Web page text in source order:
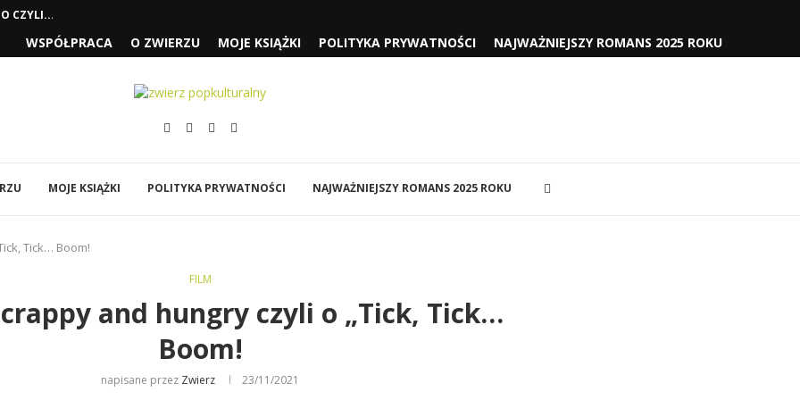
CZYLI...
I „FJORD”
MAN: CAŁKIEM NOWY...
DO MNIE...
NOLANA
WSPÓŁPRACA O ZWIERZU MOJE KSIĄŻKI POLITYKA PRYWATNOŚCI NAJWAŻNIEJSZY ROMANS 2025 ROKU
MOJE KSIĄŻKI POLITYKA PRYWATNOŚCI NAJWAŻNIEJSZY ROMANS 2025 ROKU
Tick… Boom!
FILM
and hungry czyli o „Tick, Tick…
Boom!
napisane przez Zwierz 23/11/2021